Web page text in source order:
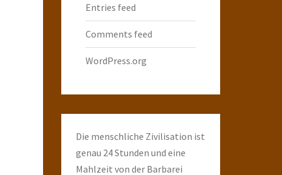
Entries feed
Comments feed
WordPress.org
Die menschliche Zivilisation ist
genau 24 Stunden und eine
Mahlzeit von der Barbarei